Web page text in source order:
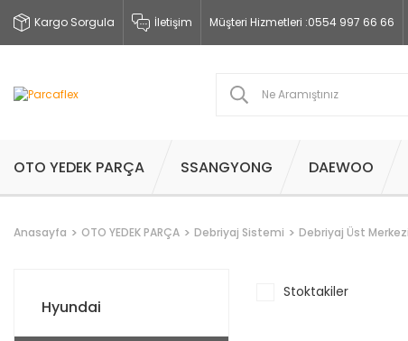
Kargo Sorgula İletişim Müşteri Hizmetleri :0554 997 66 66
OTO YEDEK PARÇA SSANGYONG DAEWOO
Anasayfa OTO YEDEK PARÇA Debriyaj Sistemi Debriyaj Üst Merkezi
Hyundai
Stoktakiler